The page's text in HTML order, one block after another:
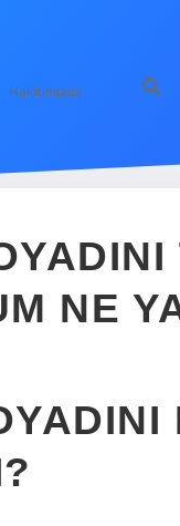
Hakkımızda
NE